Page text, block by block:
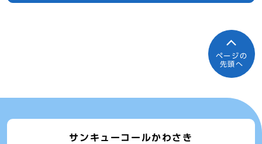
ページの
先頭へ
サンキューコールかわさき